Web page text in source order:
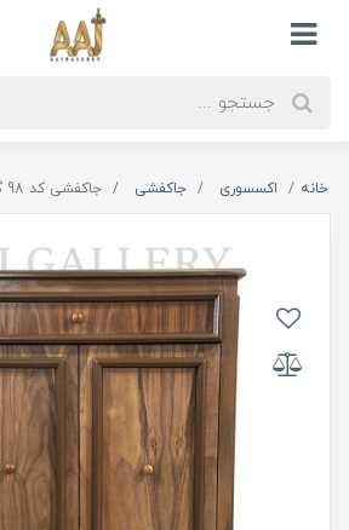
خانه اکسسوری جاکفشی جاکفشی کد 98 گردویی